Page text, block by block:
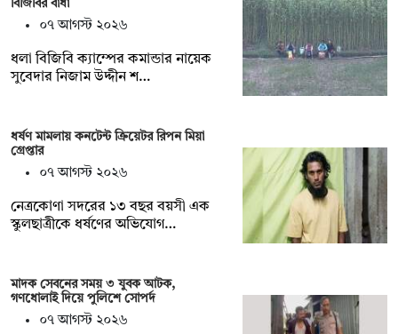
বিজিবির বাধা
০৭ আগস্ট ২০২৬
ধলা বিজিবি ক্যাম্পের কমান্ডার নায়েক
সুবেদার নিজাম উদ্দীন শ…
ধর্ষণ মামলায় কনটেন্ট ক্রিয়েটর রিপন মিয়া
গ্রেপ্তার
০৭ আগস্ট ২০২৬
নেত্রকোণা সদরের ১৩ বছর বয়সী এক
স্কুলছাত্রীকে ধর্ষণের অভিযোগ…
মাদক সেবনের সময় ৩ যুবক আটক,
গণধোলাই দিয়ে পুলিশে সোপর্দ
০৭ আগস্ট ২০২৬